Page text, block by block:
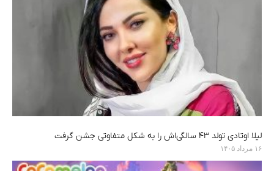
لیلا اوتادی تولد ۴۳ سالگی‌اش را به شکل متفاوتی جشن گرفت
۱۶ مرداد ۱۴۰۵